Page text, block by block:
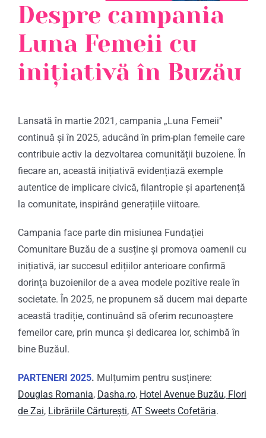
Despre campania
Luna Femeii cu
inițiativă în Buzău
Lansată în martie 2021, campania „Luna Femeii”
continuă și în 2025, aducând în prim-plan femeile care
contribuie activ la dezvoltarea comunității buzoiene. În
fiecare an, această inițiativă evidențiază exemple
autentice de implicare civică, filantropie și apartenență
la comunitate, inspirând generațiile viitoare.
Campania face parte din misiunea Fundației
Comunitare Buzău de a susține și promova oamenii cu
inițiativă, iar succesul edițiilor anterioare confirmă
dorința buzoienilor de a avea modele pozitive reale în
societate. În 2025, ne propunem să ducem mai departe
această tradiție, continuând să oferim recunoaștere
femeilor care, prin munca și dedicarea lor, schimbă în
bine Buzăul.
PARTENERI 2025. Mulțumim pentru susținere:
Douglas Romania, Dasha.ro, Hotel Avenue Buzău, Flori
de Zai, Librăriile Cărturești, AT Sweets Cofetăria.